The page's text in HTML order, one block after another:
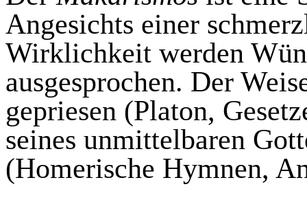
Angesichts einer
Wirklichkeit werden
ausgesprochen. Der
gepriesen (Platon,
seines unmittelbaren
(Homerische Hymnen,